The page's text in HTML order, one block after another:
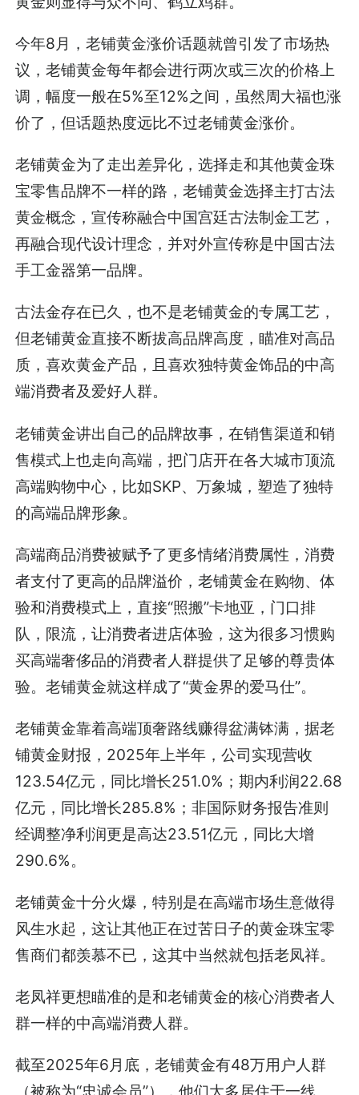
今年8月，老铺黄金涨价话题就曾引发了市场热
议，老铺黄金每年都会进行两次或三次的价格上
调，幅度一般在5%至12%之间，虽然周大福也涨
价了，但话题热度远比不过老铺黄金涨价。
老铺黄金为了走出差异化，选择走和其他黄金珠
宝零售品牌不一样的路，老铺黄金选择主打古法
黄金概念，宣传称融合中国宫廷古法制金工艺，
再融合现代设计理念，并对外宣传称是中国古法
手工金器第一品牌。
古法金存在已久，也不是老铺黄金的专属工艺，
但老铺黄金直接不断拔高品牌高度，瞄准对高品
质，喜欢黄金产品，且喜欢独特黄金饰品的中高
端消费者及爱好人群。
老铺黄金讲出自己的品牌故事，在销售渠道和销
售模式上也走向高端，把门店开在各大城市顶流
高端购物中心，比如SKP、万象城，塑造了独特
的高端品牌形象。
高端商品消费被赋予了更多情绪消费属性，消费
者支付了更高的品牌溢价，老铺黄金在购物、体
验和消费模式上，直接“照搬”卡地亚，门口排
队，限流，让消费者进店体验，这为很多习惯购
买高端奢侈品的消费者人群提供了足够的尊贵体
验。老铺黄金就这样成了“黄金界的爱马仕”。
老铺黄金靠着高端顶奢路线赚得盆满钵满，据老
铺黄金财报，2025年上半年，公司实现营收
123.54亿元，同比增长251.0%；期内利润22.68
亿元，同比增长285.8%；非国际财务报告准则
经调整净利润更是高达23.51亿元，同比大增
290.6%。
老铺黄金十分火爆，特别是在高端市场生意做得
风生水起，这让其他正在过苦日子的黄金珠宝零
售商们都羡慕不已，这其中当然就包括老凤祥。
老凤祥更想瞄准的是和老铺黄金的核心消费者人
群一样的中高端消费人群。
截至2025年6月底，老铺黄金有48万用户人群
（被称为“忠诚会员”），他们大多居住于一线、